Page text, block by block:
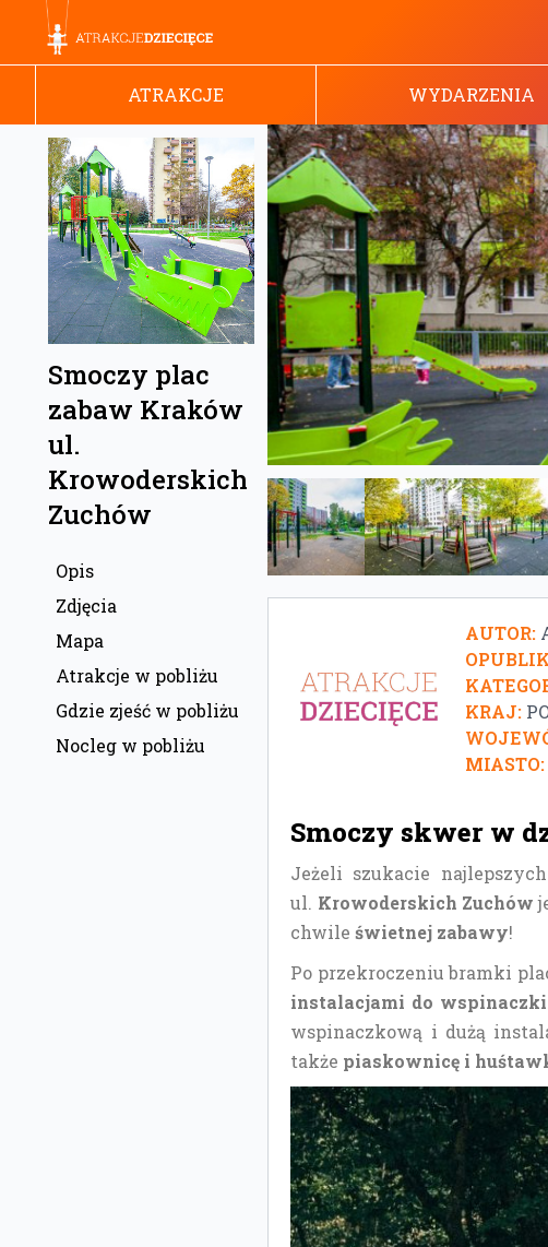
ATRAKCJE WYDARZENIA
Smoczy plac
zabaw Kraków
ul.
Krowoderskich
Zuchów
Opis
Zdjęcia
Mapa
Atrakcje w pobliżu
Gdzie zjeść w pobliżu
Nocleg w pobliżu
AUTOR:
KRAJ:
MIASTO:
Smoczy skwer w
Jeżeli szukacie najlepszych
ul. Krowoderskich Zuchów
chwileświetnej zabawy!
Po przekroczeniu bramki
instalacjami do wspinaczki
wspinaczkową i dużą
także piaskownicę i